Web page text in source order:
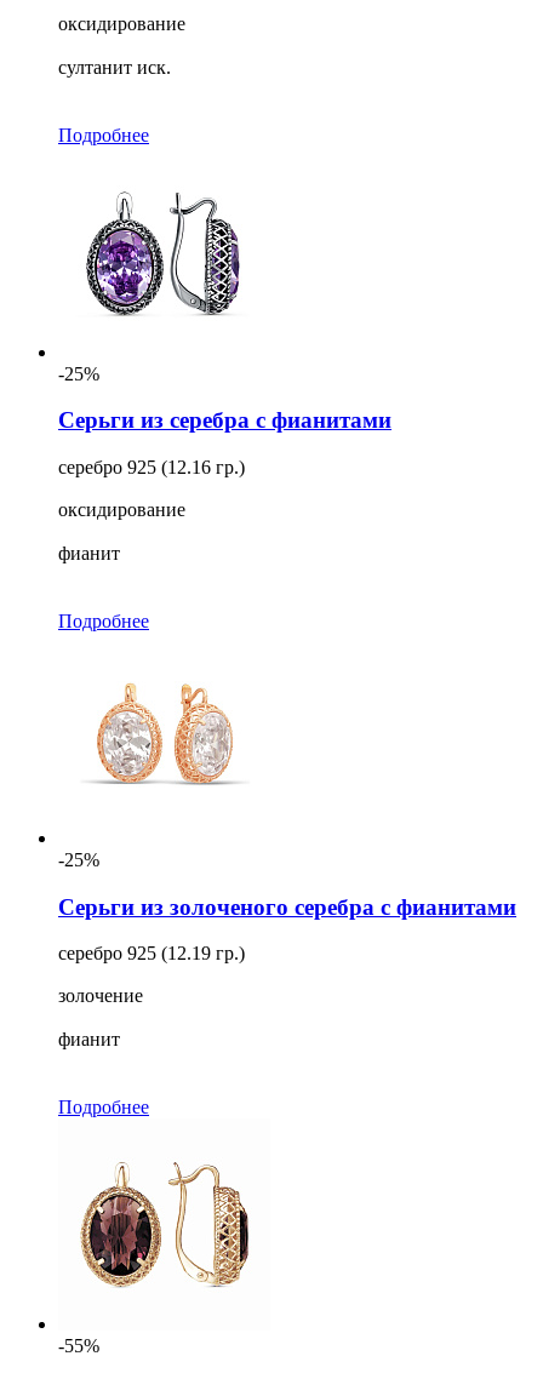
оксидирование
султанит иск.
Подробнее
-25%
Серьги из серебра с фианитами
серебро 925 (12.16 гр.)
оксидирование
фианит
Подробнее
-25%
Серьги из золоченого серебра с фианитами
серебро 925 (12.19 гр.)
золочение
фианит
Подробнее
-55%